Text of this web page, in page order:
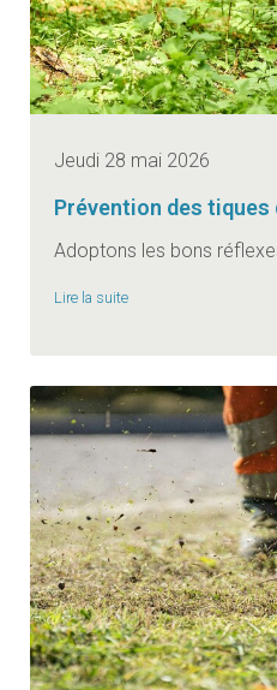
Jeudi 28 mai 2026
Prévention des
Adoptons les bons
Lire la suite